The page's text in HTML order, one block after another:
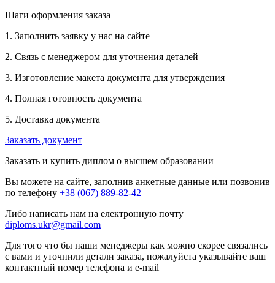
Шаги оформления заказа
1. Заполнить заявку у нас на сайте
2. Связь с менеджером для уточнения деталей
3. Изготовление макета документа для утверждения
4. Полная готовность документа
5. Доставка документа
Заказать документ
Заказать и купить диплом о высшем образовании
Вы можете на сайте, заполнив анкетные данные или позвонив
по телефону +38 (067) 889-82-42
Либо написать нам на електронную почту
diploms.ukr@gmail.com
Для того что бы наши менеджеры как можно скорее связались
с вами и уточнили детали заказа, пожалуйста указывайте ваш
контактный номер телефона и e-mail